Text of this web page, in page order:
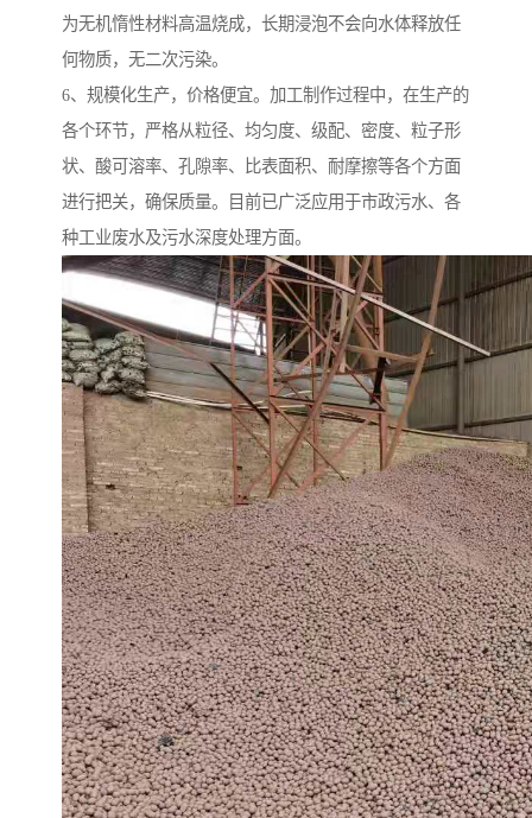
为无机惰性材料高温烧成，长期浸泡不会向水体释放任
何物质，无二次污染。
6、规模化生产，价格便宜。加工制作过程中，在生产的
各个环节，严格从粒径、均匀度、级配、密度、粒子形
状、酸可溶率、孔隙率、比表面积、耐摩擦等各个方面
进行把关，确保质量。目前已广泛应用于市政污水、各
种工业废水及污水深度处理方面。